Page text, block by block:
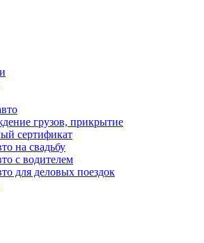
грузов, прикрытие
сертификат
на свадьбу
с водителем
для деловых поездок